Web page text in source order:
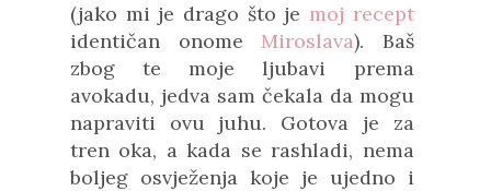
(jako mi je drago što je moj recept
identičan onome Miroslava). Baš
zbog te moje ljubavi prema
avokadu, jedva sam čekala da mogu
napraviti ovu juhu. Gotova je za
tren oka, a kada se rashladi, nema
boljeg osvježenja koje je ujedno i